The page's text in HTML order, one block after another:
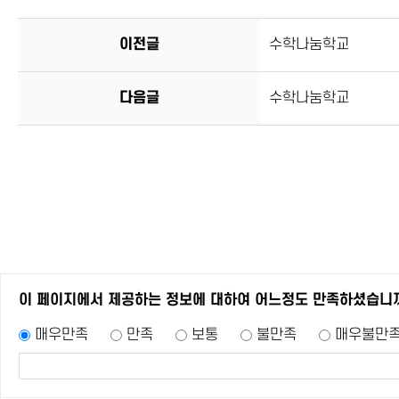
이전글 수학나눔학교
다음글 수학나눔학교
이 페이지에서 제공하는 정보에 대하여 어느정도 만족하셨습니
매우만족 만족 보통 불만족 매우불만